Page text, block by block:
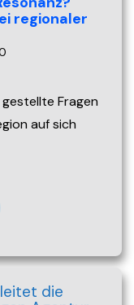
regionaler
Fragen
auf sich